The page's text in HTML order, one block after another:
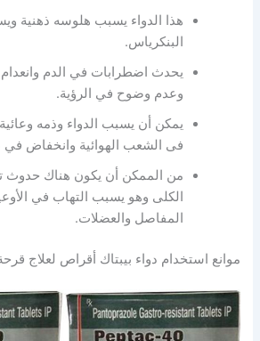
هذا الدواء يسبب هلوسه ذهنية
البنكرياس.
يحدث اضطرابات في الدم
وعدم وضوح في الرؤية.
يمكن أن يسبب الدواء وذمه
فى الشعب الهوائية وانخفاض
من الممكن أن يكون هناك حدوث
الكلى وهو يسبب التهاب في
المفاصل والعضلات.
موانع استخدام دواء بيبتاك أقراص لعلاج